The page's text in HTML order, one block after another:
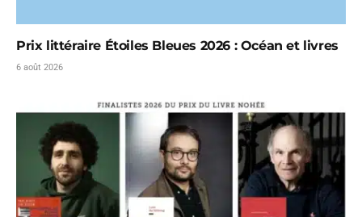
Prix littéraire Étoiles Bleues 2026 : Océan et livres
6 août 2026